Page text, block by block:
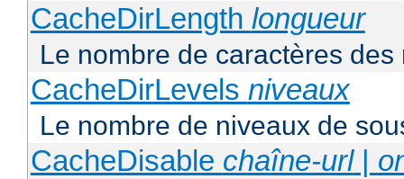
CacheDirLength longueur
Le nombre de caractères
CacheDirLevels niveaux
Le nombre de niveaux de
CacheDisable chaîne-url|